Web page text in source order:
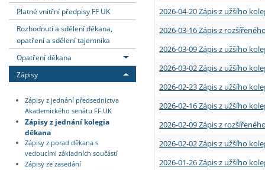
Platné vnitřní předpisy FF UK
Rozhodnutí a sdělení děkana,
opatření a sdělení tajemníka
Opatření děkana
Zápisy
Zápisy z jednání předsednictva
Akademického senátu FF UK
Zápisy z jednání kolegia
děkana
Zápisy z porad děkana s
vedoucími základních součástí
Zápisy ze zasedání
2026-04-20 Zápis z užšího
2026-03-16 Zápis z
2026-03-09 Zápis z užšího
2026-03-02 Zápis z užšího
2026-02-23 Zápis z užšího
2026-02-16 Zápis z užšího
2026-02-09 Zápis z
2026-02-02 Zápis z užšího
2026-01-26 Zápis z užšího